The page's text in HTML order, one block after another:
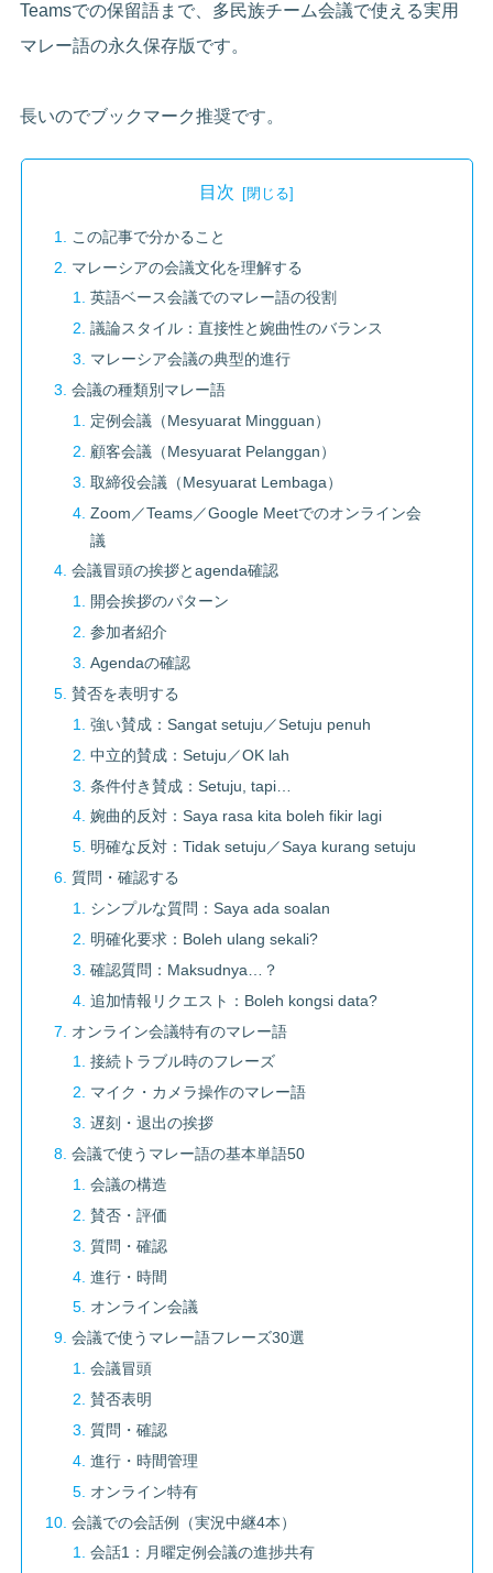
Teamsでの保留語まで、多民族チーム会議で使える実用
マレー語の永久保存版です。
長いのでブックマーク推奨です。
目次
この記事で分かること
マレーシアの会議文化を理解する
英語ベース会議でのマレー語の役割
議論スタイル：直接性と婉曲性のバランス
マレーシア会議の典型的進行
会議の種類別マレー語
定例会議（Mesyuarat Mingguan）
顧客会議（Mesyuarat Pelanggan）
取締役会議（Mesyuarat Lembaga）
Zoom／Teams／Google Meetでのオンライン会
議
会議冒頭の挨拶とagenda確認
開会挨拶のパターン
参加者紹介
Agendaの確認
賛否を表明する
強い賛成：Sangat setuju／Setuju penuh
中立的賛成：Setuju／OK lah
条件付き賛成：Setuju, tapi…
婉曲的反対：Saya rasa kita boleh fikir lagi
明確な反対：Tidak setuju／Saya kurang setuju
質問・確認する
シンプルな質問：Saya ada soalan
明確化要求：Boleh ulang sekali?
確認質問：Maksudnya…？
追加情報リクエスト：Boleh kongsi data?
オンライン会議特有のマレー語
接続トラブル時のフレーズ
マイク・カメラ操作のマレー語
遅刻・退出の挨拶
会議で使うマレー語の基本単語50
会議の構造
賛否・評価
質問・確認
進行・時間
オンライン会議
会議で使うマレー語フレーズ30選
会議冒頭
賛否表明
質問・確認
進行・時間管理
オンライン特有
会議での会話例（実況中継4本）
会話1：月曜定例会議の進捗共有